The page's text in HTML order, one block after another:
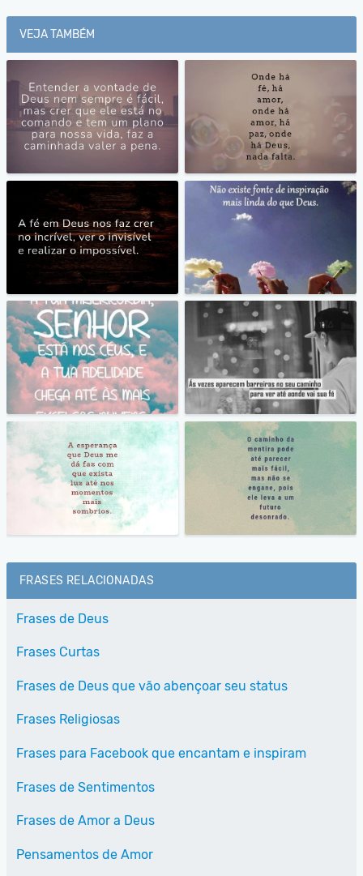
VEJA TAMBÉM
FRASES RELACIONADAS
Frases de Deus
Frases Curtas
Frases de Deus que vão abençoar seu status
Frases Religiosas
Frases para Facebook que encantam e inspiram
Frases de Sentimentos
Frases de Amor a Deus
Pensamentos de Amor